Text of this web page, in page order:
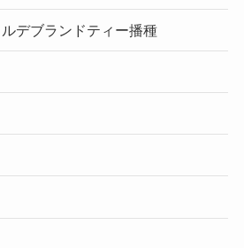
デブランドティー播種